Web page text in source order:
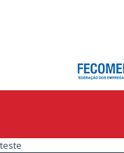
teste